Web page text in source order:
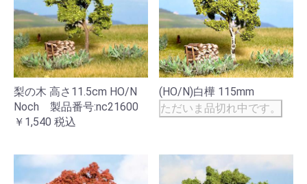
梨の木 高さ11.5cm HO/N
Noch 製品番号:nc21600
￥1,540 税込
(HO/N)白樺 115mm
ただいま品切れ中です。